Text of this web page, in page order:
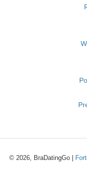
© 2026, BraDatingGo |